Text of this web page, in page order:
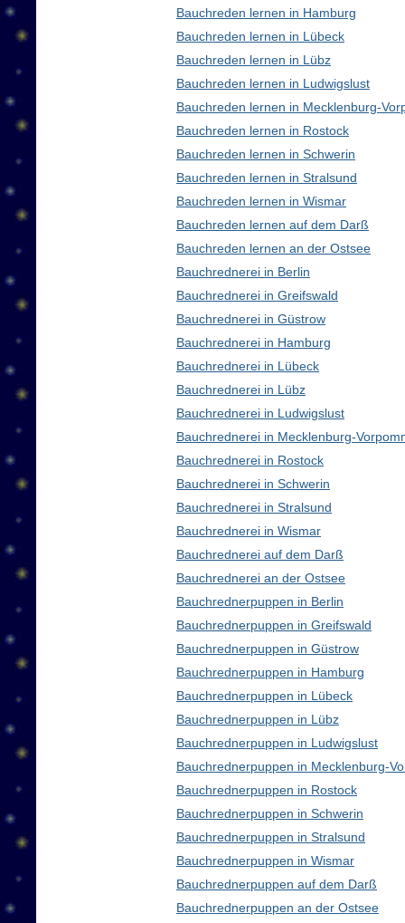
Bauchreden lernen in Hamburg
Bauchreden lernen in Lübeck
Bauchreden lernen in Lübz
Bauchreden lernen in Ludwigslust
Bauchreden lernen in Mecklenburg-
Bauchreden lernen in Rostock
Bauchreden lernen in Schwerin
Bauchreden lernen in Stralsund
Bauchreden lernen in Wismar
Bauchreden lernen auf dem Darß
Bauchreden lernen an der Ostsee
Bauchrednerei in Berlin
Bauchrednerei in Greifswald
Bauchrednerei in Güstrow
Bauchrednerei in Hamburg
Bauchrednerei in Lübeck
Bauchrednerei in Lübz
Bauchrednerei in Ludwigslust
Bauchrednerei in Mecklenburg-
Bauchrednerei in Rostock
Bauchrednerei in Schwerin
Bauchrednerei in Stralsund
Bauchrednerei in Wismar
Bauchrednerei auf dem Darß
Bauchrednerei an der Ostsee
Bauchrednerpuppen in Berlin
Bauchrednerpuppen in Greifswald
Bauchrednerpuppen in Güstrow
Bauchrednerpuppen in Hamburg
Bauchrednerpuppen in Lübeck
Bauchrednerpuppen in Lübz
Bauchrednerpuppen in Ludwigslust
Bauchrednerpuppen in Mecklenburg-
Bauchrednerpuppen in Rostock
Bauchrednerpuppen in Schwerin
Bauchrednerpuppen in Stralsund
Bauchrednerpuppen in Wismar
Bauchrednerpuppen auf dem Darß
Bauchrednerpuppen an der Ostsee